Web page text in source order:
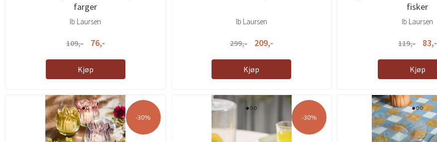
farger
Ib Laursen
109,- 76,-
Kjøp
Ib Laursen
299,- 209,-
Kjøp
fisker
Ib Laursen
119,- 83,-
Kjøp
-30% -30%